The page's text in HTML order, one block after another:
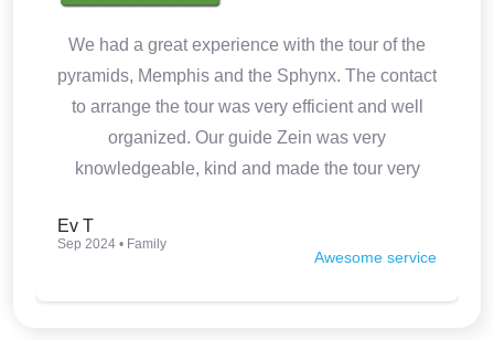
We had a great experience with the tour of the
pyramids, Memphis and the Sphynx. The contact
to arrange the tour was very efficient and well
organized. Our guide Zein was very
knowledgeable, kind and made the tour very
Ev T
Sep 2024 • Family
Awesome service